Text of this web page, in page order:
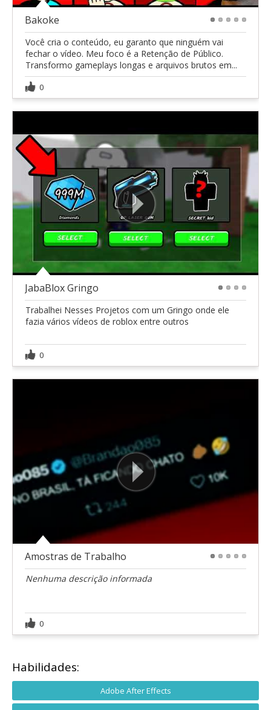
Bakoke
Você cria o conteúdo, eu garanto que ninguém vai
fechar o vídeo. Meu foco é a Retenção de Público.
Transformo gameplays longas e arquivos brutos em...
0
JabaBlox Gringo
Trabalhei Nesses Projetos com um Gringo onde ele
fazia vários vídeos de roblox entre outros
0
Amostras de Trabalho
Nenhuma descrição informada
0
Habilidades:
Adobe After Effects